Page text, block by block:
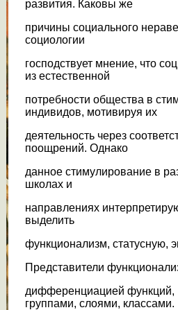
развития. Каковы же
причины социального
социологии
господствует мнение, что
из естественной
потребности общества в
индивидов, мотивируя их
деятельность через
поощрений. Однако
данное стимулирование в
школах и
направлениях
выделить
функционализм, статусную,
Представители
дифференциацией
группами, слоями, классами.